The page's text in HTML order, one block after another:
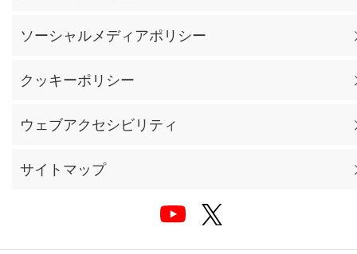
ソーシャルメディアポリシー
クッキーポリシー
ウェブアクセシビリティ
サイトマップ